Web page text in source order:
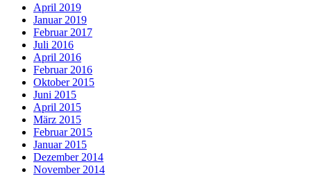
April 2019
Januar 2019
Februar 2017
Juli 2016
April 2016
Februar 2016
Oktober 2015
Juni 2015
April 2015
März 2015
Februar 2015
Januar 2015
Dezember 2014
November 2014